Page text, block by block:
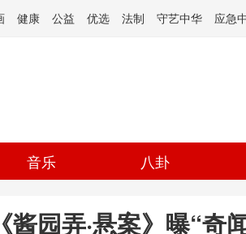
健康 公益 优选 法制 守艺中华 应急
音乐 八卦
《酱园弄·悬案》曝“